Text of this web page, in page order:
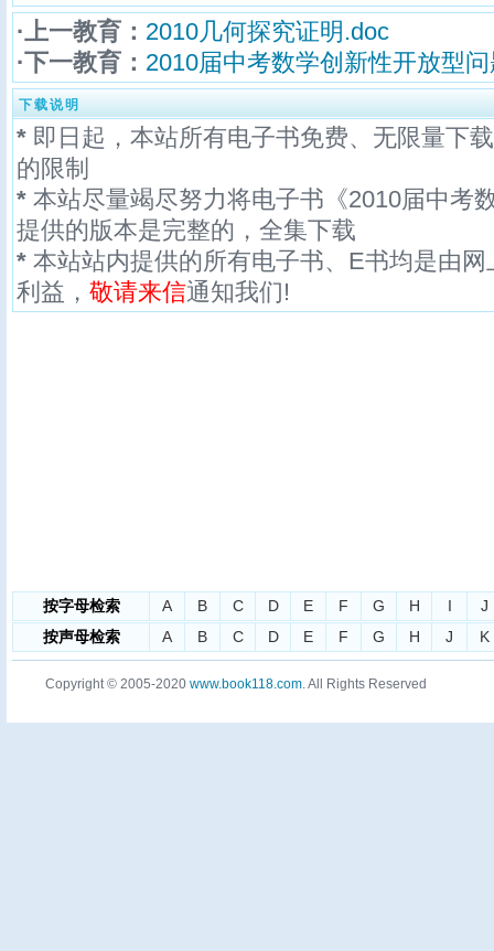
·上一教育： 2010几何探究证明.doc
·下一教育： 2010届中考数学创新性开放型
下载说明
* 即日起，本站所有电子书免费、无限量下
的限制
* 本站尽量竭尽努力将电子书《2010届中考
提供的版本是完整的，全集下载
* 本站站内提供的所有电子书、E书均是由
利益， 敬请来信通知我们!
按字母检索 A B C D E F G H I
J
按声母检索
A B C D E F G H J K
Copyright © 2005-2020 www.book118.com. All Rights Reserved